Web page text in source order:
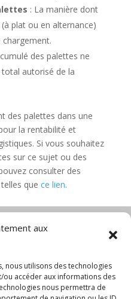
aux
nous utilisons des technologies
accéder aux informations des
nous permettra de
: La manière dont
plat ou en alternance)
des palettes ne
autorisé de la
des palettes dans une
la rentabilité et
Si vous souhaitez
sur ce sujet ou des
consulter des
que ce lien.
CGV
et protection des